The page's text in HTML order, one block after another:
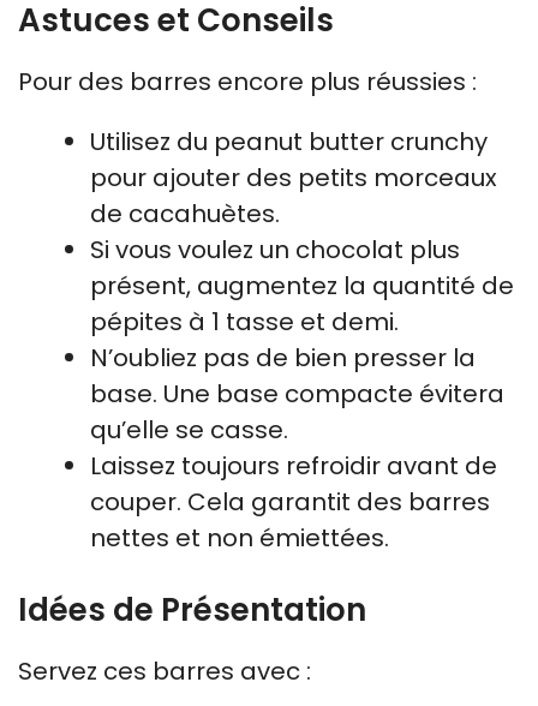
Astuces et Conseils
Pour des barres encore plus réussies :
Utilisez du peanut butter crunchy
pour ajouter des petits morceaux
de cacahuètes.
Si vous voulez un chocolat plus
présent, augmentez la quantité de
pépites à 1 tasse et demi.
N’oubliez pas de bien presser la
base. Une base compacte évitera
qu’elle se casse.
Laissez toujours refroidir avant de
couper. Cela garantit des barres
nettes et non émiettées.
Idées de Présentation
Servez ces barres avec :